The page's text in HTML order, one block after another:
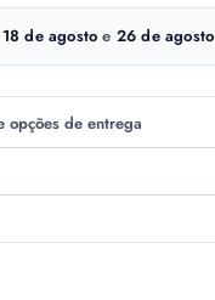
18 de agosto e 26 de agosto
opções de entrega